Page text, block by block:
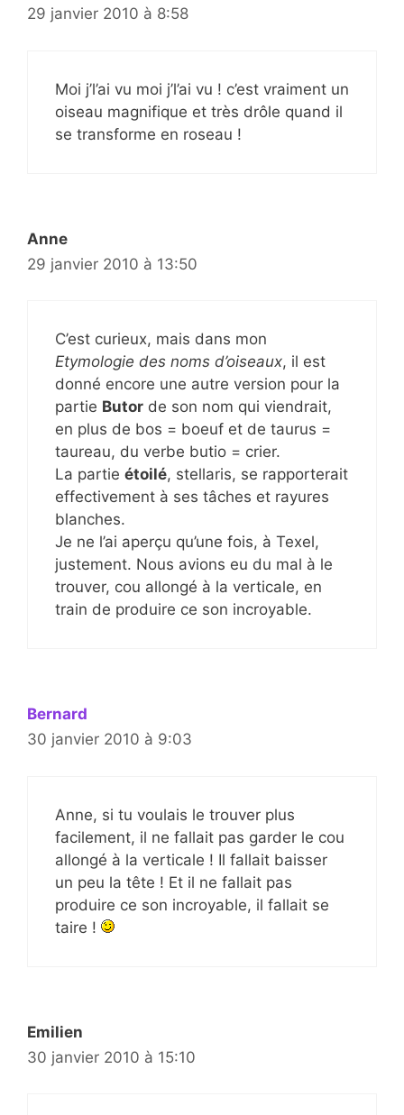
29 janvier 2010 à 8:58
Moi j’l’ai vu moi j’l’ai vu ! c’est vraiment un
oiseau magnifique et très drôle quand il
se transforme en roseau !
Anne
29 janvier 2010 à 13:50
C’est curieux, mais dans mon
Etymologie des noms d’oiseaux, il est
donné encore une autre version pour la
partie Butor de son nom qui viendrait,
en plus de bos = boeuf et de taurus =
taureau, du verbe butio = crier.
La partie étoilé, stellaris, se rapporterait
effectivement à ses tâches et rayures
blanches.
Je ne l’ai aperçu qu’une fois, à Texel,
justement. Nous avions eu du mal à le
trouver, cou allongé à la verticale, en
train de produire ce son incroyable.
Bernard
30 janvier 2010 à 9:03
Anne, si tu voulais le trouver plus
facilement, il ne fallait pas garder le cou
allongé à la verticale ! Il fallait baisser
un peu la tête ! Et il ne fallait pas
produire ce son incroyable, il fallait se
taire !
Emilien
30 janvier 2010 à 15:10